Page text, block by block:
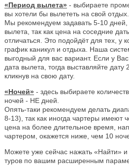
«Период вылета» - выбираете
вы хотели бы вылететь на свой отдых.
Мы рекомендуем задавать 5-10
вылета, так как цена на соседние
отличаться. Это подойдёт для тех, у
график каникул и отдыха. Наша
выгодный для вас вариант. Если у
дата вылета, тогда выставляйте дату
кликнув на свою дату.
«Ночей» - здесь выбираете
ночей - НЕ дней.
Опять-таки рекомендуем делать
8-13), так как иногда чартеры имеют
цена на более длительное время,
чартером, окажется ниже, чем 10
Можете уже сейчас нажать «Найти»
туров по вашим расширенным